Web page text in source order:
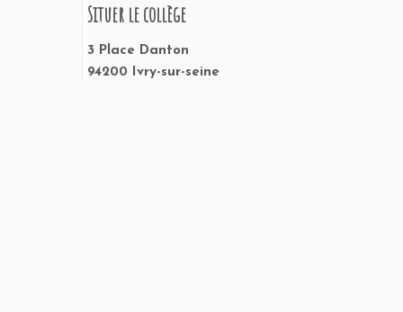
Situer le collège
3 Place Danton
94200 Ivry-sur-seine